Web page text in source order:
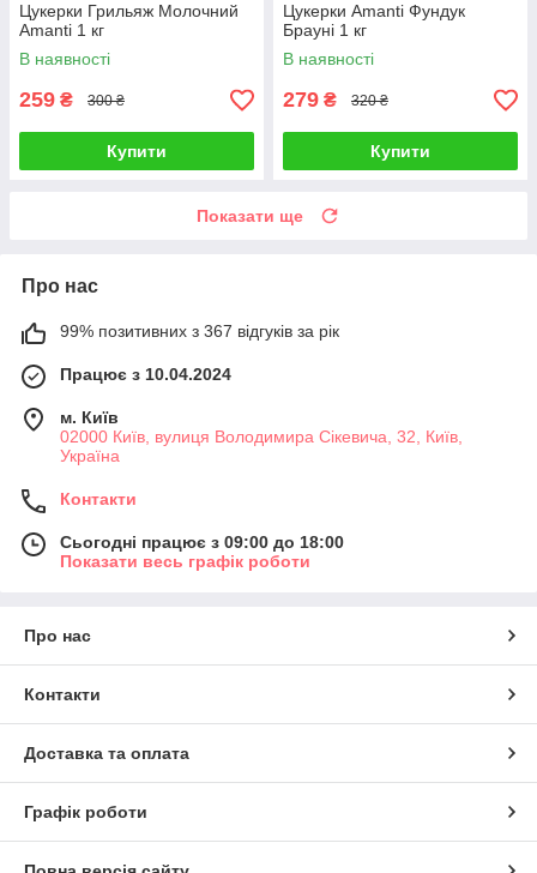
Цукерки Грильяж Молочний
Amanti 1 кг
В наявності
259 ₴ 300 ₴
Купити
Цукерки Amanti Фундук
Брауні 1 кг
В наявності
279 ₴ 320 ₴
Купити
Показати ще
Про нас
99% позитивних з 367 відгуків за рік
Працює з 10.04.2024
м. Київ
02000 Київ, вулиця Володимира Сікевича, 32, Київ,
Україна
Контакти
Сьогодні працює з 09:00 до 18:00
Показати весь графік роботи
Про нас
Контакти
Доставка та оплата
Графік роботи